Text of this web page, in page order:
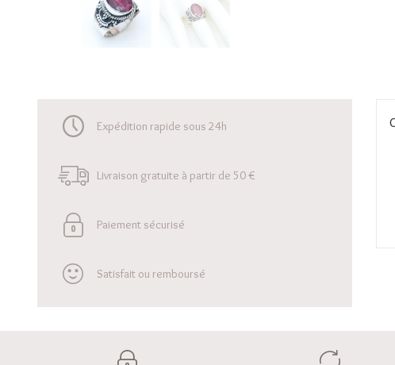
Expédition rapide sous 24h
Livraison gratuite à partir de 50 €
Paiement sécurisé
Satisfait ou remboursé